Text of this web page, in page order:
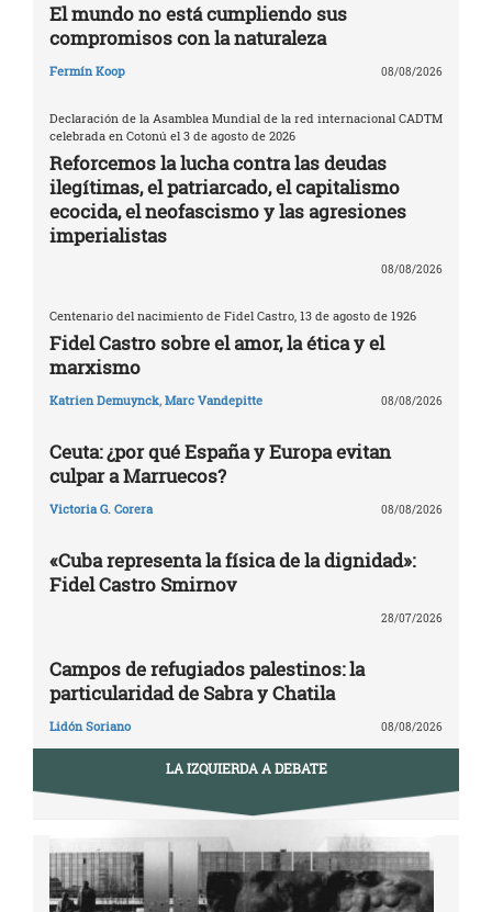
El mundo no está cumpliendo sus
compromisos con la naturaleza
Fermín Koop 08/08/2026
Declaración de la Asamblea Mundial de la red internacional CADTM
celebrada en Cotonú el 3 de agosto de 2026
Reforcemos la lucha contra las deudas
ilegítimas, el patriarcado, el capitalismo
ecocida, el neofascismo y las agresiones
imperialistas
08/08/2026
Centenario del nacimiento de Fidel Castro, 13 de agosto de 1926
Fidel Castro sobre el amor, la ética y el
marxismo
Katrien Demuynck, Marc Vandepitte 08/08/2026
Ceuta: ¿por qué España y Europa evitan
culpar a Marruecos?
Victoria G. Corera 08/08/2026
«Cuba representa la física de la dignidad»:
Fidel Castro Smirnov
28/07/2026
Campos de refugiados palestinos: la
particularidad de Sabra y Chatila
Lidón Soriano 08/08/2026
LA IZQUIERDA A DEBATE